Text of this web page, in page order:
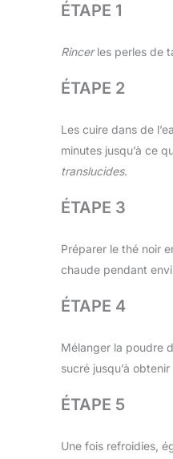
ÉTAPE 1
Rincerles perles de
ÉTAPE 2
Les cuire dans de
minutes jusqu’à ce
translucides.
ÉTAPE 3
Préparer le thé noir
chaude pendant
ÉTAPE 4
Mélanger la poudre
sucré jusqu’à
ÉTAPE 5
Une fois refroidies,